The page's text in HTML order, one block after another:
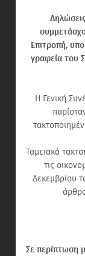
Επιτροπή,
γραφεία του
Η Γενική
Ταμειακά
τις
Δεκεμβρίου
Σε περίπτωση